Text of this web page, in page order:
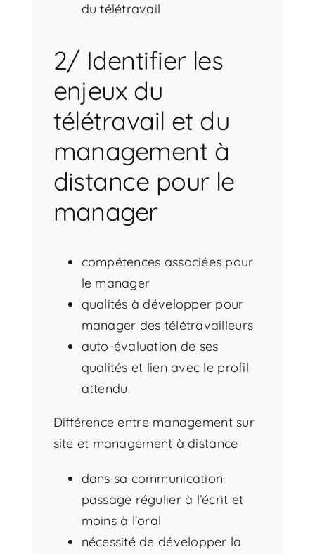
du télétravail
2/ Identifier les
enjeux du
télétravail et du
management à
distance pour le
manager
compétences associées pour
le manager
qualités à développer pour
manager des télétravailleurs
auto-évaluation de ses
qualités et lien avec le profil
attendu
Différence entre management sur
site et management à distance
dans sa communication:
passage régulier à l’écrit et
moins à l’oral
nécessité de développer la